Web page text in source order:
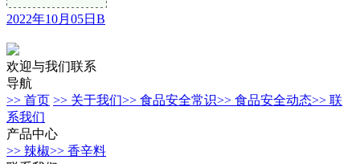
2022年10月05日B
欢迎与我们联系
导航
>> 首页 >> 关于我们>> 食品安全常识>> 食品安全动态>> 联
系我们
产品中心
>> 辣椒>> 香辛料